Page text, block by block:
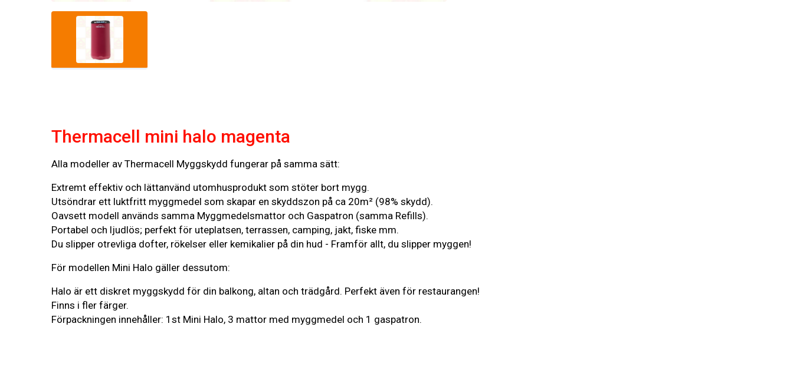
Thermacell mini halo magenta
Alla modeller av Thermacell Myggskydd fungerar på samma sätt:
Extremt effektiv och lättanvänd utomhusprodukt som stöter bort mygg.
Utsöndrar ett luktfritt myggmedel som skapar en skyddszon på ca 20m² (98% skydd).
Oavsett modell används samma Myggmedelsmattor och Gaspatron (samma Refills).
Portabel och ljudlös; perfekt för uteplatsen, terrassen, camping, jakt, fiske mm.
Du slipper otrevliga dofter, rökelser eller kemikalier på din hud - Framför allt, du slipper myggen!
För modellen Mini Halo gäller dessutom:
Halo är ett diskret myggskydd för din balkong, altan och trädgård. Perfekt även för restaurangen!
Finns i fler färger.
Förpackningen innehåller: 1st Mini Halo, 3 mattor med myggmedel och 1 gaspatron.